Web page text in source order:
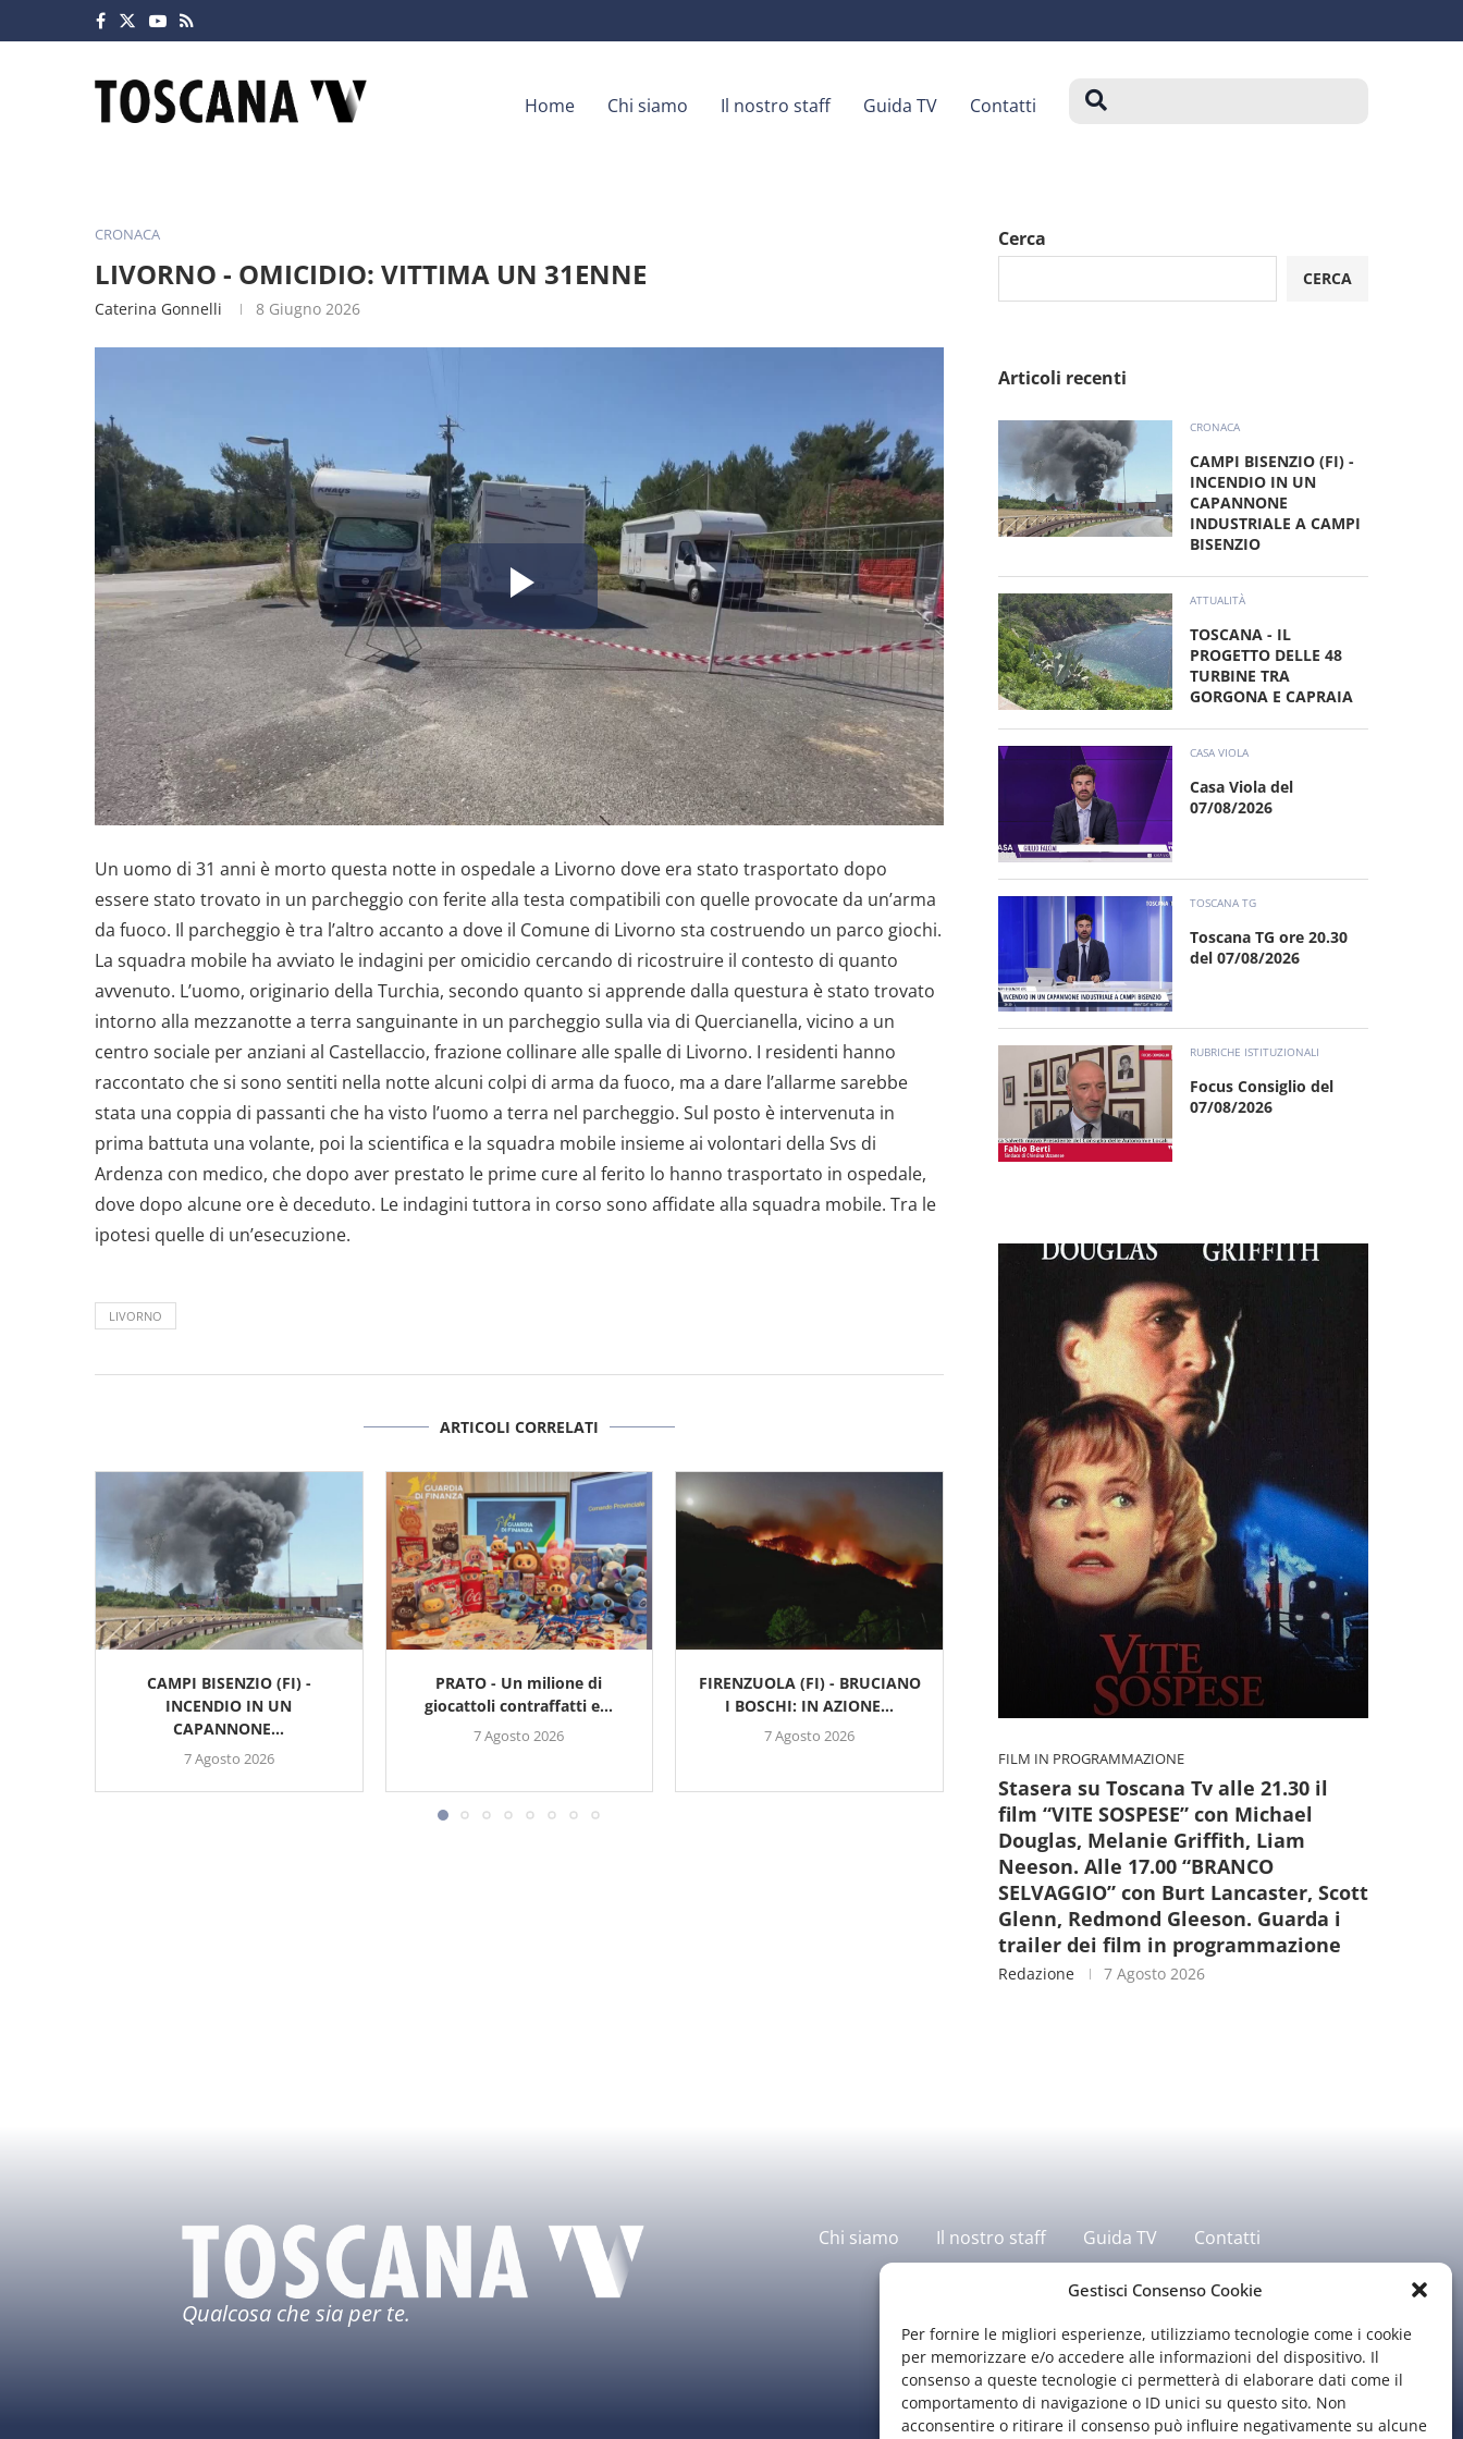
Gestisci Consenso Cookie
Per fornire le migliori esperienze, utilizziamo tecnologie come i cookie
per memorizzare e/o accedere alle informazioni del dispositivo. Il
consenso a queste tecnologie ci permetterà di elaborare dati come il
comportamento di navigazione o ID unici su questo sito. Non
acconsentire o ritirare il consenso può influire negativamente su alcune
Home Chi siamo Il nostro staff Guida TV Contatti
CRONACA
LIVORNO - OMICIDIO: VITTIMA UN 31ENNE
Caterina Gonnelli 8 Giugno 2026
Riproduci
il
video
Un uomo di 31 anni è morto questa notte in ospedale a Livorno dove era stato trasportato dopo
essere stato trovato in un parcheggio con ferite alla testa compatibili con quelle provocate da un’arma
da fuoco. Il parcheggio è tra l’altro accanto a dove il Comune di Livorno sta costruendo un parco giochi.
La squadra mobile ha avviato le indagini per omicidio cercando di ricostruire il contesto di quanto
avvenuto. L’uomo, originario della Turchia, secondo quanto si apprende dalla questura è stato trovato
intorno alla mezzanotte a terra sanguinante in un parcheggio sulla via di Quercianella, vicino a un
centro sociale per anziani al Castellaccio, frazione collinare alle spalle di Livorno. I residenti hanno
raccontato che si sono sentiti nella notte alcuni colpi di arma da fuoco, ma a dare l’allarme sarebbe
stata una coppia di passanti che ha visto l’uomo a terra nel parcheggio. Sul posto è intervenuta in
prima battuta una volante, poi la scientifica e la squadra mobile insieme ai volontari della Svs di
Ardenza con medico, che dopo aver prestato le prime cure al ferito lo hanno trasportato in ospedale,
dove dopo alcune ore è deceduto. Le indagini tuttora in corso sono affidate alla squadra mobile. Tra le
ipotesi quelle di un’esecuzione.
LIVORNO
ARTICOLI CORRELATI
CAMPI BISENZIO (FI) -
INCENDIO IN UN
CAPANNONE...
7 Agosto 2026
PRATO - Un milione di
giocattoli contraffatti e...
7 Agosto 2026
FIRENZUOLA (FI) - BRUCIANO
I BOSCHI: IN AZIONE...
7 Agosto 2026
PRATO - Ucciso nel carcere
della Dogaia: la...
Cerca
CERCA
Articoli recenti
CRONACA
CAMPI BISENZIO (FI) -
INCENDIO IN UN
CAPANNONE
INDUSTRIALE A CAMPI
BISENZIO
ATTUALITÀ
TOSCANA - IL
PROGETTO DELLE 48
TURBINE TRA
GORGONA E CAPRAIA
CASA VIOLA
Casa Viola del
07/08/2026
TOSCANA TG
Toscana TG ore 20.30
del 07/08/2026
RUBRICHE ISTITUZIONALI
Focus Consiglio del
07/08/2026
FILM IN PROGRAMMAZIONE
Stasera su Toscana Tv alle 21.30 il
film “VITE SOSPESE” con Michael
Douglas, Melanie Griffith, Liam
Neeson. Alle 17.00 “BRANCO
SELVAGGIO” con Burt Lancaster, Scott
Glenn, Redmond Gleeson. Guarda i
trailer dei film in programmazione
Redazione 7 Agosto 2026
Qualcosa che sia per te.
Chi siamo Il nostro staff Guida TV Contatti